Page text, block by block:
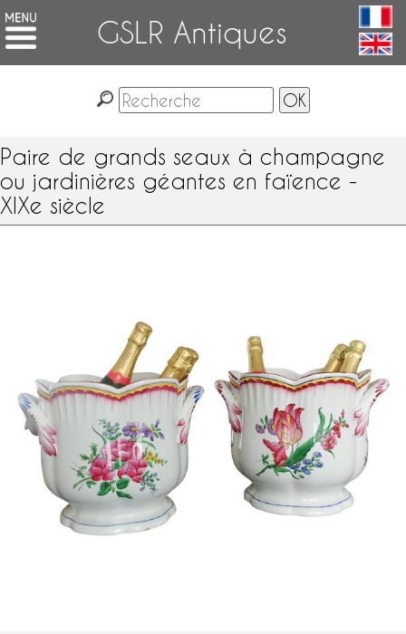
GSLR Antiques
Paire de grands seaux à champagne
ou jardinières géantes en faïence -
XIXe siècle